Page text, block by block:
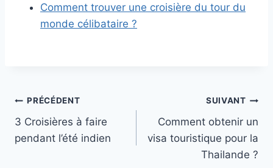
Comment trouver une croisière du tour du
monde célibataire ?
Navigation
de
PRÉCÉDENT
3 Croisières à faire
pendant l’été indien
SUIVANT
Comment obtenir un
visa touristique pour la
Thailande ?